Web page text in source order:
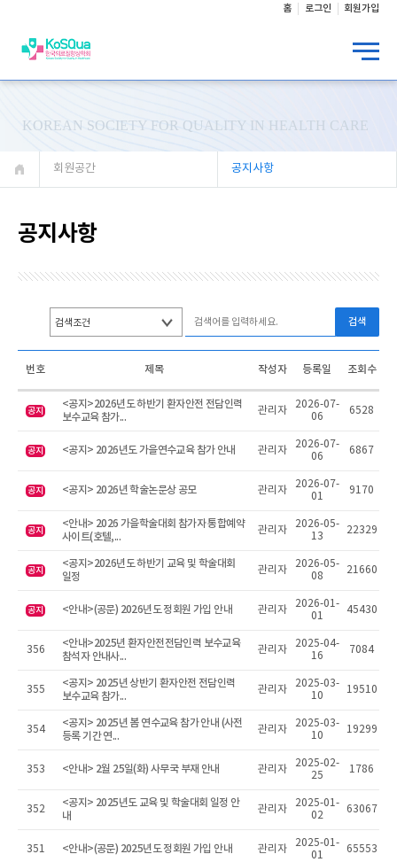
홈 로그인 회원가입
KOREAN SOCIETY FOR QUALITY IN HEALTH CARE
회원공간 공지사항
공지사항
검색
번호 제목 작성자 등록일 조회수
공지
<공지>2026년도 하반기 환자안전 전담인력
보수교육 참가...
관리자
2026-07-
06
6528
공지 <공지> 2026년도 가을연수교육 참가 안내 관리자
2026-07-
06
6867
공지 <공지> 2026년 학술논문상 공모 관리자
2026-07-
01
9170
공지
<안내> 2026 가을학술대회 참가자 통합예약
사이트(호텔,...
관리자
2026-05-
13
22329
공지
<공지>2026년도 하반기 교육 및 학술대회
일정
관리자
2026-05-
08
21660
공지 <안내>(공문) 2026년도 정회원 가입 안내 관리자
2026-01-
01
45430
356
<안내>2025년 환자안전전담인력 보수교육
참석자 안내사...
관리자
2025-04-
16
7084
355
<공지> 2025년 상반기 환자안전 전담인력
보수교육 참가...
관리자
2025-03-
10
19510
354
<공지> 2025년 봄 연수교육 참가 안내 (사전
등록 기간 연...
관리자
2025-03-
10
19299
353 <안내> 2월 25일(화) 사무국 부재 안내 관리자
2025-02-
25
1786
352
<공지> 2025년도 교육 및 학술대회 일정 안
내
관리자
2025-01-
02
63067
351 <안내>(공문) 2025년도 정회원 가입 안내 관리자
2025-01-
01
65553